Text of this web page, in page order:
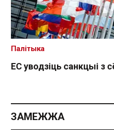
ЕС уводзіць санкцыі з
Палітыка
ЗАМЕЖЖА